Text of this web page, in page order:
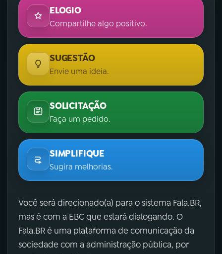
ELOGIO
Compartilhe algo positivo.
SUGESTÃO
Envie uma ideia.
SOLICITAÇÃO
Faça um pedido.
SIMPLIFIQUE
Sugira melhorias.
Você será direcionado(a) para o sistema Fala.BR,
mas é com a EBC que estará dialogando. O
Fala.BR é uma plataforma de comunicação da
sociedade com a administração pública, por